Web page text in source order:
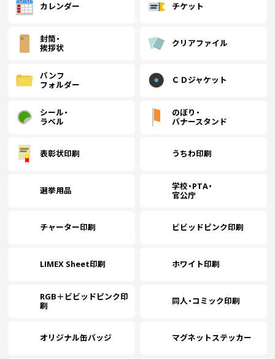
カレンダー チケット
封筒・
挨拶状
クリアファイル
パンフ
フォルダー
ＣＤジャケット
シール・
ラベル
のぼり・
バナースタンド
表彰状印刷 うちわ印刷
選挙用品
学校・PTA・
官公庁
チャーター印刷 ビビッドピンク印刷
LIMEX Sheet印刷 ホワイト印刷
RGB＋ビビッドピンク印
刷
同人・コミック印刷
オリジナル缶バッジ マグネットステッカー